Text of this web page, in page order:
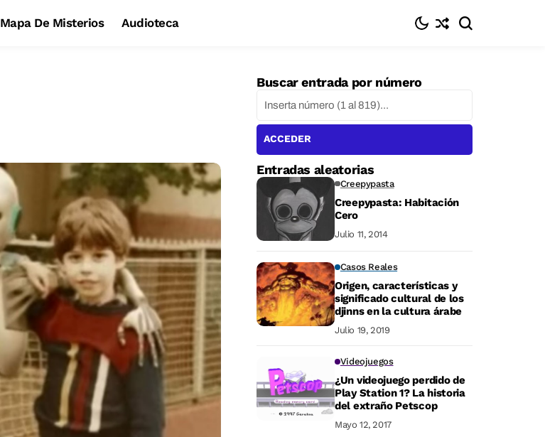
Mapa De Misterios Audioteca
Buscar entrada por número
ACCEDER
Entradas aleatorias
Creepypasta
Creepypasta: Habitación
Cero
Julio 11, 2014
Casos Reales
Origen, características y
significado cultural de los
djinns en la cultura árabe
Julio 19, 2019
Videojuegos
¿Un videojuego perdido de
Play Station 1? La historia
del extraño Petscop
Mayo 12, 2017